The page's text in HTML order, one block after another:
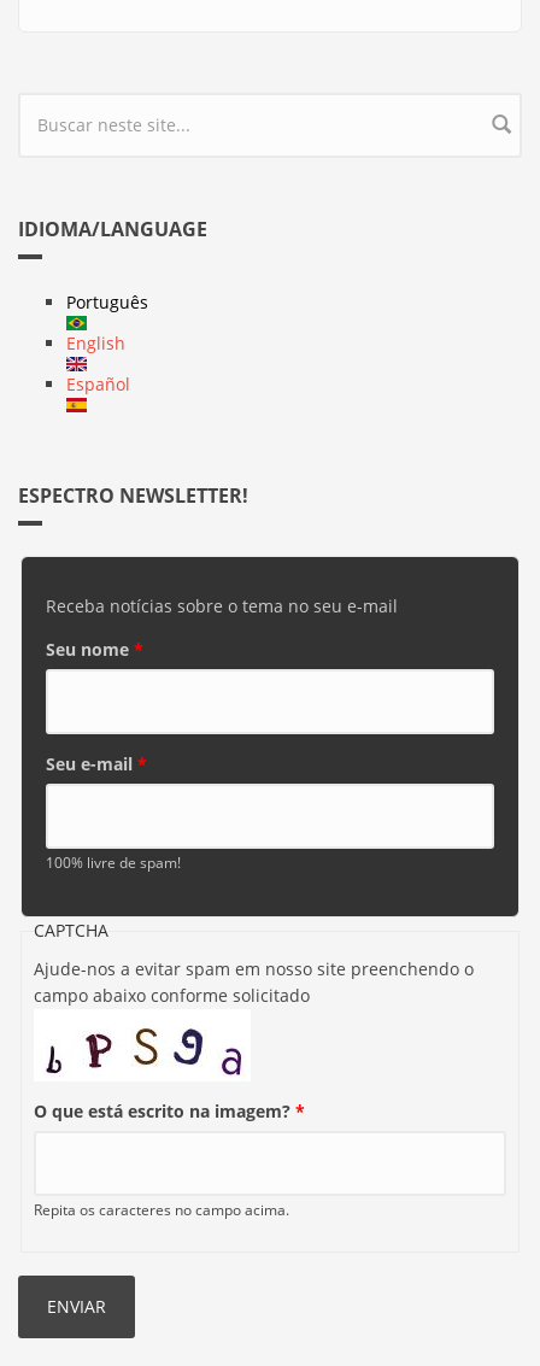
Formulário de busca
IDIOMA/LANGUAGE
Português
English
Español
ESPECTRO NEWSLETTER!
Receba notícias sobre o tema no seu e-mail
Seu nome *
Seu e-mail *
100% livre de spam!
CAPTCHA
Ajude-nos a evitar spam em nosso site preenchendo o
campo abaixo conforme solicitado
O que está escrito na imagem? *
Repita os caracteres no campo acima.